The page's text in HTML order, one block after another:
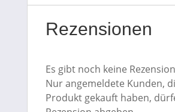
Rezensionen
Es gibt noch keine
Nur angemeldete Kunden,
Produkt gekauft haben,